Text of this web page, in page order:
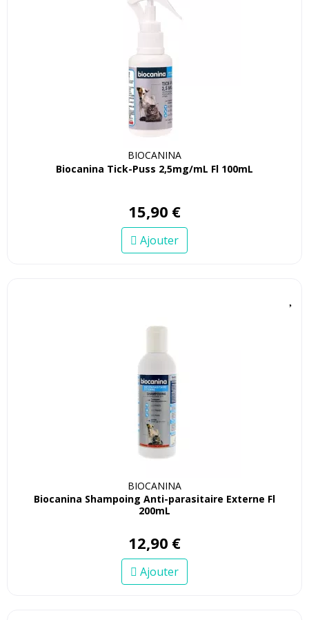
BIOCANINA
Biocanina Tick-Puss 2,5mg/mL Fl 100mL
15,90 €
Ajouter
BIOCANINA
Biocanina Shampoing Anti-parasitaire Externe Fl
200mL
12,90 €
Ajouter